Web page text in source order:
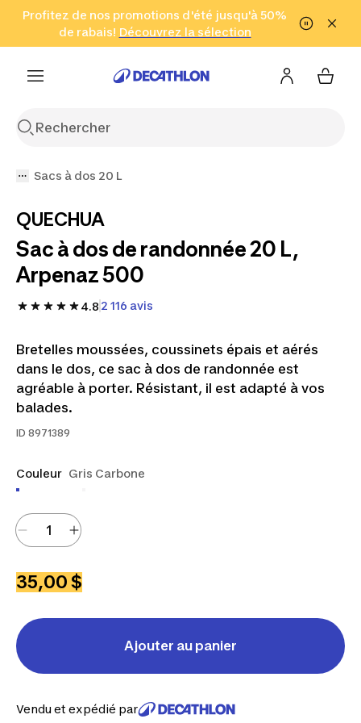
Aller à la recherche Aller au contenu Aller au pied de
Profitez de nos promotions d'été jusqu'à 50%
de rabais! Découvrez la sélection
Cliquez ici
en seulement 2 h!
(Zones sélectionnées)
Sacs à dos 20 L
QUECHUA
Sac à dos de randonnée 20 L,
Arpenaz 500
4.8 2 116 avis
Bretelles moussées, coussinets épais et aérés
dans le dos, ce sac à dos de randonnée est
agréable à porter. Résistant, il est adapté à vos
balades.
ID 8971389
Couleur Gris Carbone
35,00 $
Ajouter au panier
Vendu et expédié par